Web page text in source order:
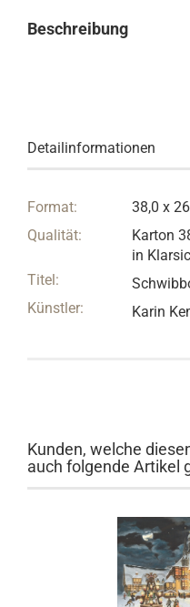
Beschreibung
Detailinformationen
Format:
Qualität:
Titel:
Künstler:
38,0 x
Karton
in
Karin
Kunden, welche
auch folgende Artikel